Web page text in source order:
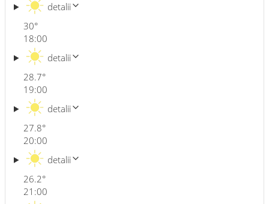
30°
detalii
18:00
28.7°
detalii
19:00
27.8°
detalii
20:00
26.2°
detalii
21:00